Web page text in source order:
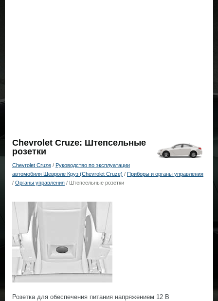
Chevrolet Cruze: Штепсельные
розетки
Chevrolet Cruze / Руководство по эксплуатации
автомобиля Шевроле Круз (Chevrolet Cruze) / Приборы и органы управления
/ Органы управления / Штепсельные розетки
Розетка для обеспечения питания напряжением 12 В